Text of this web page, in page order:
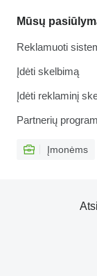
Mūsų
Reklamuoti
Įdėti skelbimą
Įdėti reklaminį
Partnerių
Įmonėms